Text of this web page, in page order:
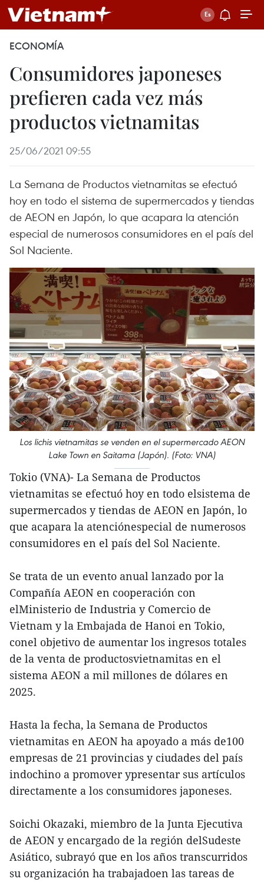
ECONOMÍA
Consumidores japoneses
prefieren cada vez más
productos vietnamitas
25/06/2021 09:55
La Semana de Productos vietnamitas se efectuó
hoy en todo el sistema de supermercados y tiendas
de AEON en Japón, lo que acapara la atención
especial de numerosos consumidores en el país del
Sol Naciente.
Los lichis vietnamitas se venden en el supermercado AEON
Lake Town en Saitama (Japón). (Foto: VNA)
Tokio (VNA)- La Semana de Productos
vietnamitas se efectuó hoy en todo elsistema de
supermercados y tiendas de AEON en Japón, lo
que acapara la atenciónespecial de numerosos
consumidores en el país del Sol Naciente.
Se trata de un evento anual lanzado por la
Compañía AEON en cooperación con
elMinisterio de Industria y Comercio de
Vietnam y la Embajada de Hanoi en Tokio,
conel objetivo de aumentar los ingresos totales
de la venta de productosvietnamitas en el
sistema AEON a mil millones de dólares en
2025.
Hasta la fecha, la Semana de Productos
vietnamitas en AEON ha apoyado a más de100
empresas de 21 provincias y ciudades del país
indochino a promover ypresentar sus artículos
directamente a los consumidores japoneses.
Soichi Okazaki, miembro de la Junta Ejecutiva
de AEON y encargado de la región delSudeste
Asiático, subrayó que en los años transcurridos
su organización ha trabajadoen las tareas de